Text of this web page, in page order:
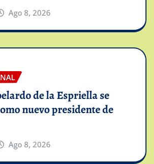
Ago 8, 2026
de la Espriella se
nuevo presidente de
Ago 8, 2026